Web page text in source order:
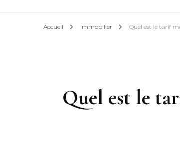
Accueil Immobilier Quel est le tarif
Quel est le